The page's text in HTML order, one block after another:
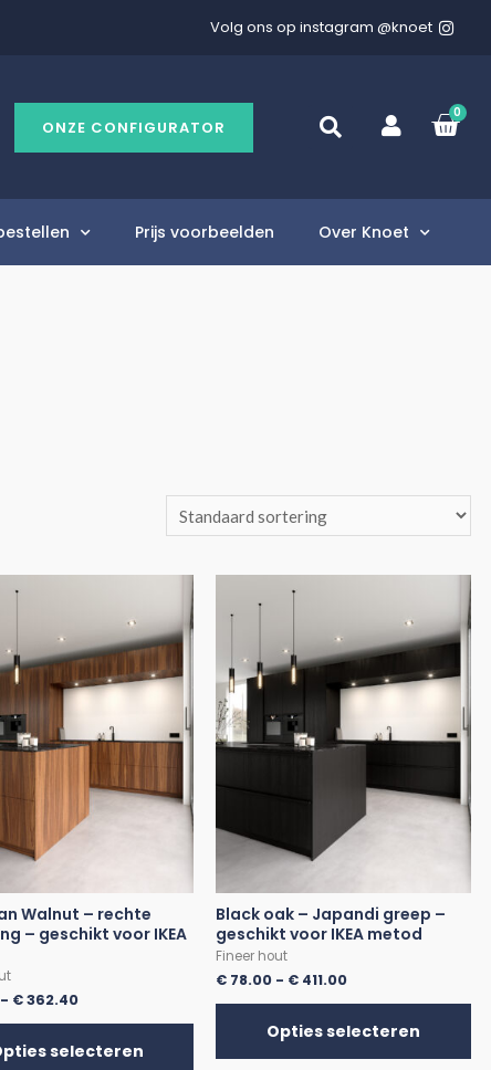
Volg ons op instagram @knoet
ONZE CONFIGURATOR
0
Prijs voorbeelden Over Knoet
Walnut – rechte
– geschikt voor IKEA
- €362.40
selecteren
Black oak – Japandi greep –
geschikt voor IKEA metod
Fineer hout
€ 78.00 - € 411.00
Opties selecteren